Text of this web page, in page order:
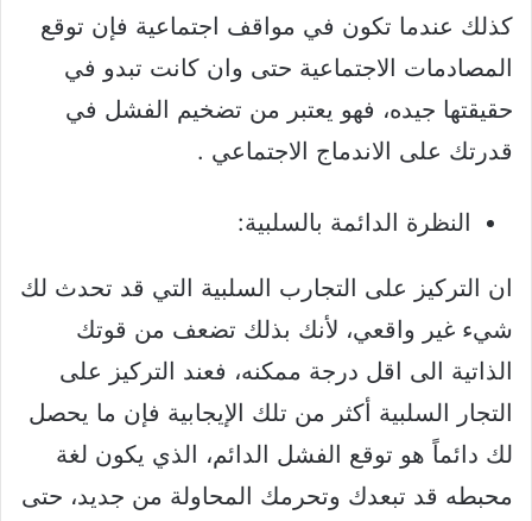
كذلك عندما تكون في مواقف اجتماعية فإن توقع
المصادمات الاجتماعية حتى وان كانت تبدو في
حقيقتها جيده، فهو يعتبر من تضخيم الفشل في
قدرتك على الاندماج الاجتماعي .
النظرة الدائمة بالسلبية:
ان التركيز على التجارب السلبية التي قد تحدث لك
شيء غير واقعي، لأنك بذلك تضعف من قوتك
الذاتية الى اقل درجة ممكنه، فعند التركيز على
التجار السلبية أكثر من تلك الإيجابية فإن ما يحصل
لك دائماً هو توقع الفشل الدائم، الذي يكون لغة
محبطه قد تبعدك وتحرمك المحاولة من جديد، حتى